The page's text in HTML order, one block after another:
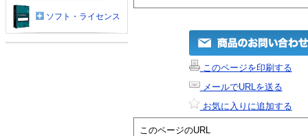
このページを印刷する
メールでURLを送る
お気に入りに追加する
このページのURL
ソフト・ライセンス